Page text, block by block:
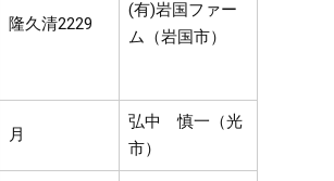
隆久清2229
(有)岩国ファー
ム（岩国市）
月
弘中 慎一（光
市）